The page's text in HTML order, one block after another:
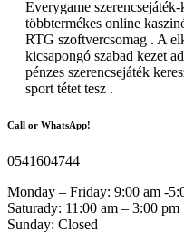
Everygame
többtermékes online
RTG szoftvercsomag . A
kicsapongó szabad kezet
pénzes szerencsejáték
sport tétet tesz .
Call or WhatsApp!
0541604744
Monday – Friday: 9:00 am -
Saturady: 11:00 am – 3:00 pm
Sunday: Closed